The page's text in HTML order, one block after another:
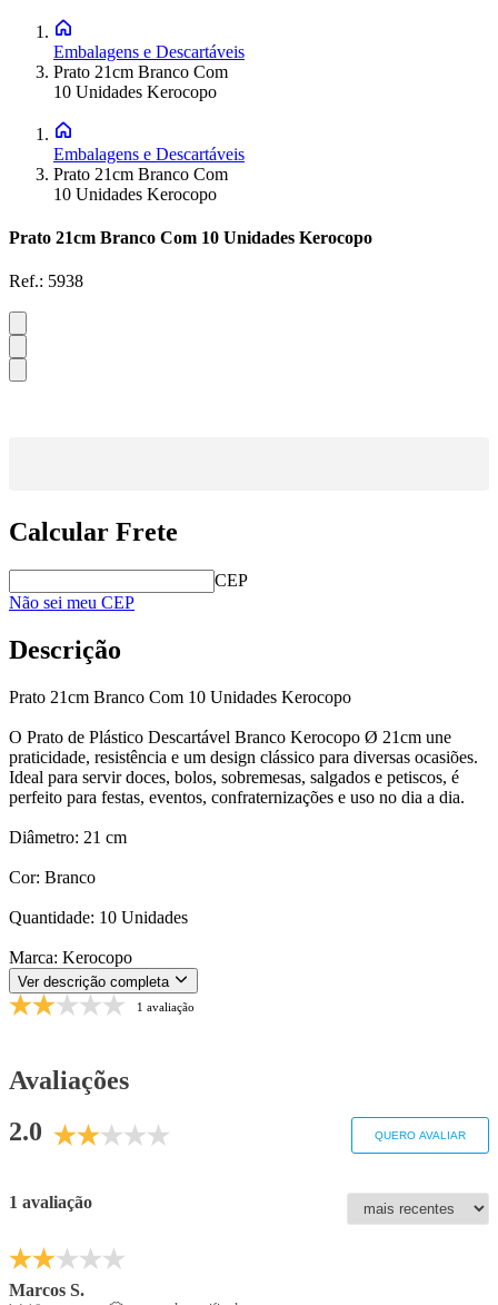
Embalagens e Descartáveis
Prato 21cm Branco Com
10 Unidades Kerocopo
Embalagens e Descartáveis
Prato 21cm Branco Com
10 Unidades Kerocopo
Prato 21cm Branco Com 10 Unidades Kerocopo
Ref.: 5938
Calcular Frete
CEP
Não sei meu CEP
Descrição
Prato 21cm Branco Com 10 Unidades Kerocopo
O Prato de Plástico Descartável Branco Kerocopo Ø 21cm une
praticidade, resistência e um design clássico para diversas ocasiões.
Ideal para servir doces, bolos, sobremesas, salgados e petiscos, é
perfeito para festas, eventos, confraternizações e uso no dia a dia.
Diâmetro: 21 cm
Cor: Branco
Quantidade: 10 Unidades
Marca: Kerocopo
Ver descrição completa
1 avaliação
Avaliações
2.0
QUERO AVALIAR
1 avaliação
Marcos S.